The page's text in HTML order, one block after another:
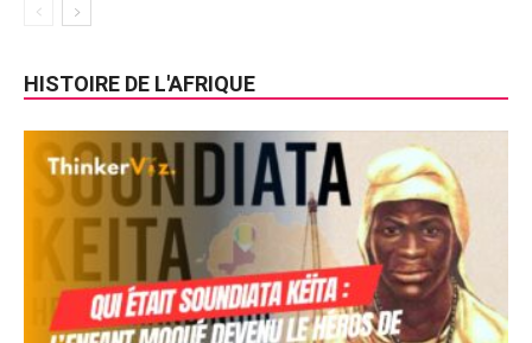
HISTOIRE DE L'AFRIQUE